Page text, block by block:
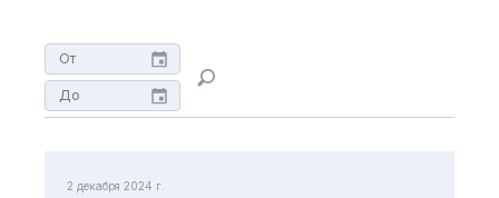
2 декабря 2024 г.